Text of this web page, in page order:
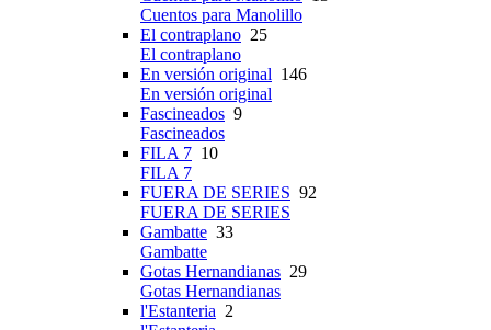
Cuentos para Manolillo
El contraplano 25
El contraplano
En versión original 146
En versión original
Fascineados 9
Fascineados
FILA 7 10
FILA 7
FUERA DE SERIES 92
FUERA DE SERIES
Gambatte 33
Gambatte
Gotas Hernandianas 29
Gotas Hernandianas
l'Estanteria 2